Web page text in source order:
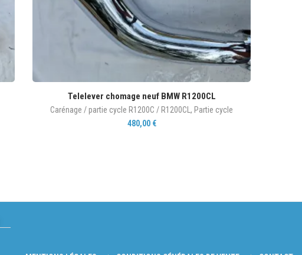
Telelever chomage neuf BMW R1200CL
Carénage / partie cycle R1200C / R1200CL, Partie cycle
480,00 €